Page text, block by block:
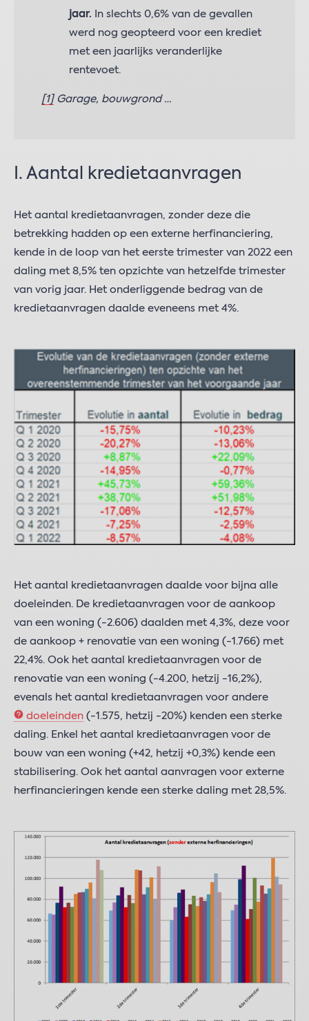
jaar.
In slechts 0,6% van de gevallen
werd nog geopteerd voor een krediet
met een jaarlijks veranderlijke
rentevoet.
[1]Garage, bouwgrond …
I. Aantal kredietaanvragen
Het aantal kredietaanvragen, zonder deze die
betrekking hadden op een externe herfinanciering,
kende in de loop van het eerste trimester van 2022 een
daling met 8,5% ten opzichte van hetzelfde trimester
van vorig jaar. Het onderliggende bedrag van de
kredietaanvragen daalde eveneens met 4%.
Het aantal kredietaanvragen daalde voor bijna alle
doeleinden. De kredietaanvragen voor de aankoop
van een woning (-2.606) daalden met 4,3%, deze voor
de aankoop + renovatie van een woning (-1.766) met
22,4%. Ook het aantal kredietaanvragen voor de
renovatie van een woning (-4.200, hetzij -16,2%),
evenals het aantal kredietaanvragen voor andere
doeleinden (-1.575, hetzij -20%) kenden een sterke
daling. Enkel het aantal kredietaanvragen voor de
bouw van een woning (+42, hetzij +0,3%) kende een
stabilisering. Ook het aantal aanvragen voor externe
herfinancieringen kende een sterke daling met 28,5%.